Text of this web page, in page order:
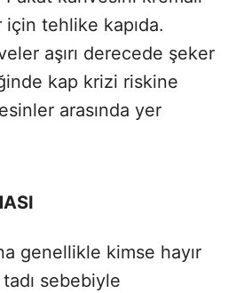
tehlike kapıda.
aşırı derecede şeker
kap krizi riskine
arasında yer
genellikle kimse hayır
sebebiyle